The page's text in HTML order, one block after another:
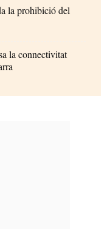
la prohibició del
la connectivitat